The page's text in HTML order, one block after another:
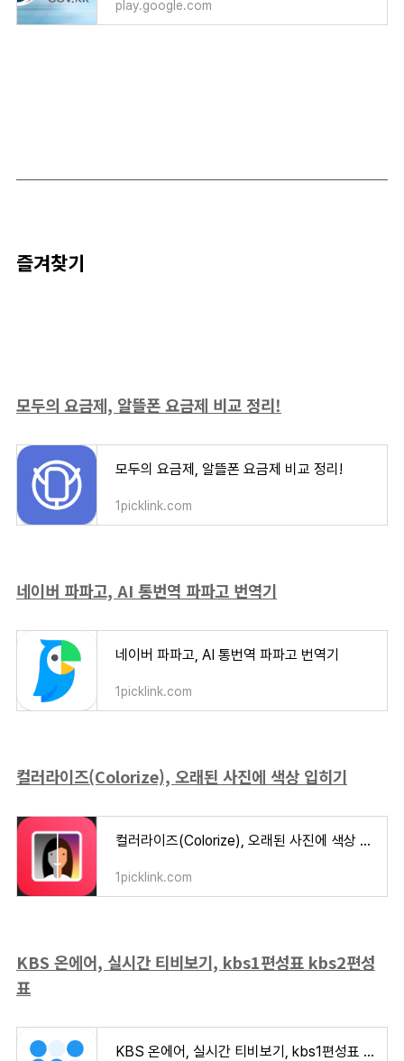
play.google.com
즐겨찾기
모두의 요금제, 알뜰폰 요금제 비교 정리!
모두의 요금제, 알뜰폰 요금제 비교 정리!
1picklink.com
네이버 파파고, AI 통번역 파파고 번역기
네이버 파파고, AI 통번역 파파고 번역기
1picklink.com
컬러라이즈(Colorize), 오래된 사진에 색상 입히기
컬러라이즈(Colorize), 오래된 사진에 색상 입히기
1picklink.com
KBS 온에어, 실시간 티비보기, kbs1편성표 kbs2편성
표
KBS 온에어, 실시간 티비보기, kbs1편성표 kbs2편성표